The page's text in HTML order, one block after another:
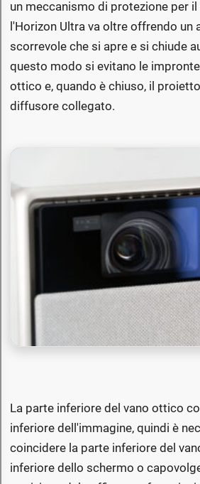
un meccanismo di protezione per
l'Horizon Ultra va oltre offrendo un
scorrevole che si apre e si chiude
questo modo si evitano le
ottico e, quando è chiuso, il
diffusore collegato.
La parte inferiore del vano ottico
inferiore dell'immagine, quindi è
coincidere la parte inferiore del
inferiore dello schermo o